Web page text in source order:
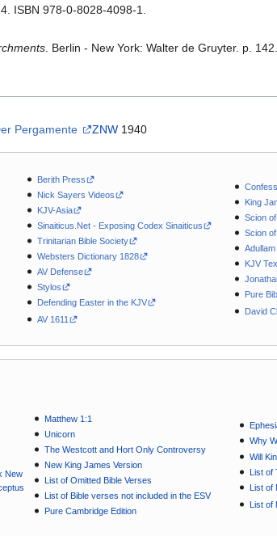
ISBN 978-0-8028-4098-1.
. Berlin - New York: Walter de Gruyter. p. 142.
Pergamente
ZNW 1940
Berith Press
Nick Sayers Videos
KJV-Asia
Sinaiticus.Net - Exposing Codex Sinaiticus
Trinitarian Bible Society
Websters Dictionary 1828
AV Defense
Stylos
Defending Easter in the KJV
AV 1611
King
Scion
Scion
KJV
Pure
David
New
Matthew 1:1
Unicorn
The Westcott and Hort Only Controversy
New King James Version
List of Omitted Bible Verses
List of Bible verses not included in the ESV
Pure Cambridge Edition
Why
Will
List of
List of
List of